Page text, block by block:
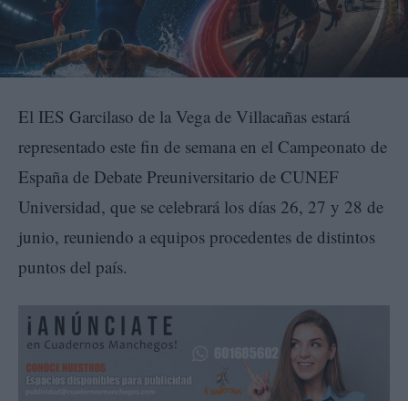
El IES Garcilaso de la Vega de Villacañas estará
representado este fin de semana en el Campeonato de
España de Debate Preuniversitario de CUNEF
Universidad, que se celebrará los días 26, 27 y 28 de
junio, reuniendo a equipos procedentes de distintos
puntos del país.